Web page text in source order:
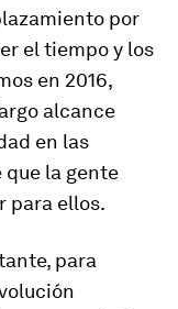
por
el tiempo y los
en 2016,
alcance
en las
la gente
para ellos.
para